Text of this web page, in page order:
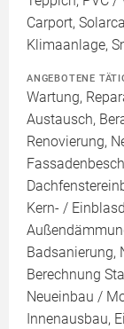
Carport,
Klimaanlage,
ANGEBOTENE
Wartung,
Austausch,
Renovierung,
Kern- /
Badsanierung,
Berechnung
Neueinbau /
Innenausbau,